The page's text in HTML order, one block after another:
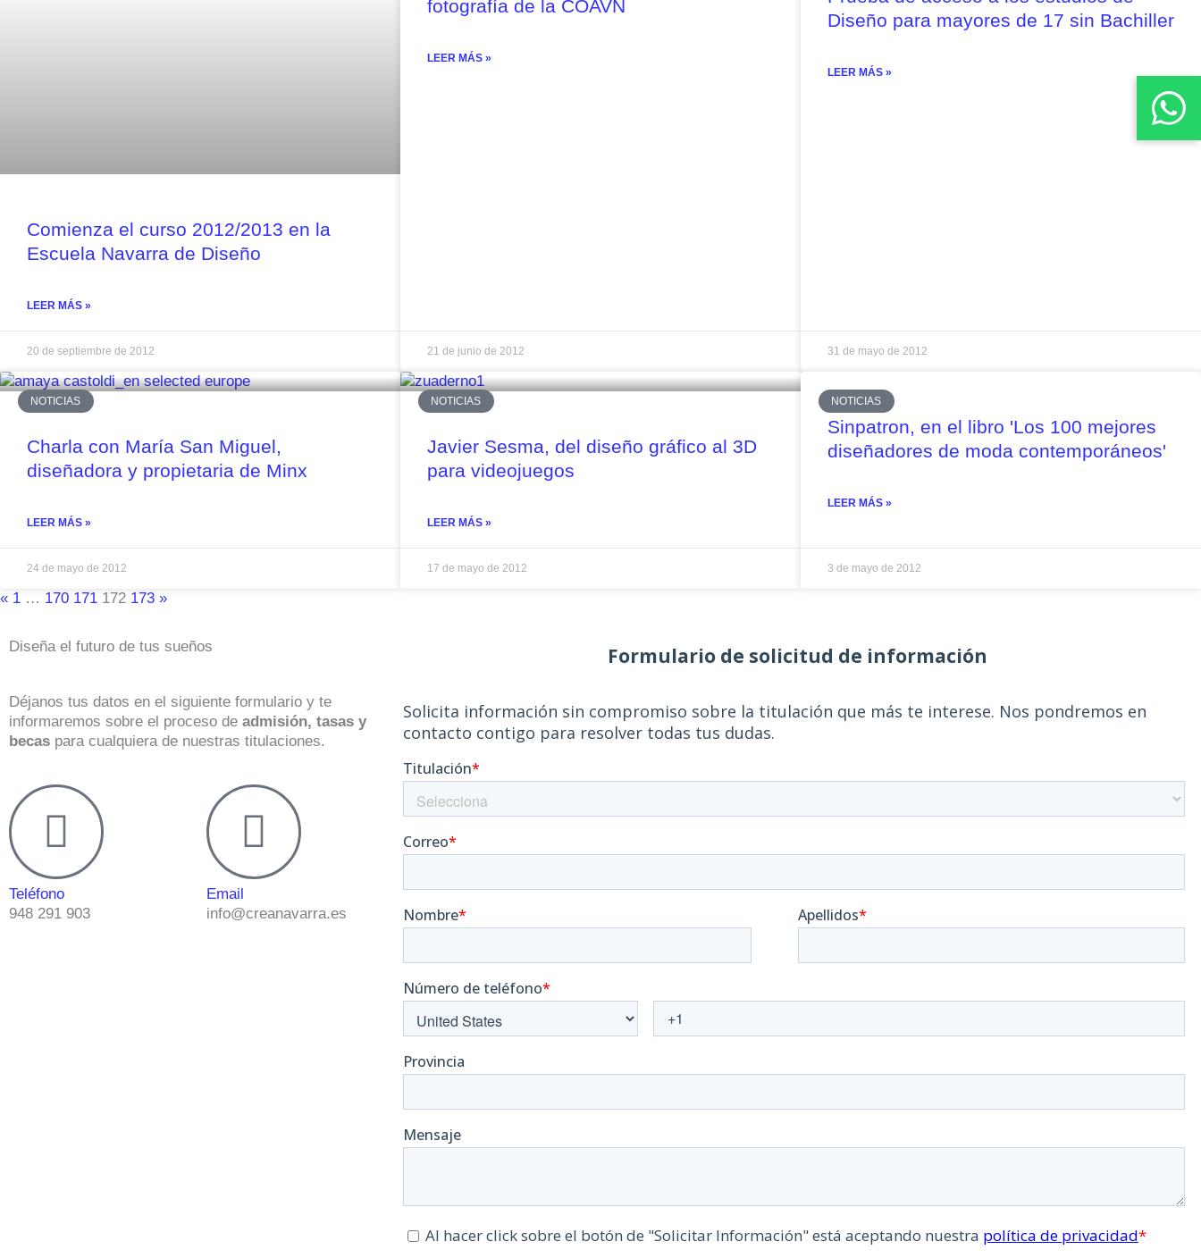
Comienza el curso 2012/2013 en la
Escuela Navarra de Diseño
LEER MÁS »
20 de septiembre de 2012
fotografía de la COAVN
LEER MÁS »
21 de junio de 2012
Diseño para mayores de 17 sin Bachiller
LEER MÁS »
31 de mayo de 2012
NOTICIAS
Charla con María San Miguel,
diseñadora y propietaria de Minx
LEER MÁS »
24 de mayo de 2012
NOTICIAS
Javier Sesma, del diseño gráfico al 3D
para videojuegos
LEER MÁS »
17 de mayo de 2012
NOTICIAS
Sinpatron, en el libro 'Los 100 mejores
diseñadores de moda contemporáneos'
LEER MÁS »
3 de mayo de 2012
« 1 … 170 171 172 173 »
Diseña el futuro de tus sueños
Déjanos tus datos en el siguiente formulario y te
informaremos sobre el proceso de admisión, tasas y
becas para cualquiera de nuestras titulaciones.
Teléfono
948 291 903
Email
info@creanavarra.es